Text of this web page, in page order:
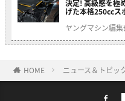
決定! 高級感を極
げた本格250ccス
ヤングマシン編集
HOME ニュース＆トピッ